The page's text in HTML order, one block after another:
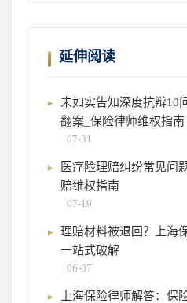
延伸阅读
未如实告知深度抗辩10
翻案_保险律师维权指南
07-31
医疗险理赔纠纷常见问
赔维权指南
07-19
理赔材料被退回？上海
一站式破解
06-07
上海保险律师解答：保